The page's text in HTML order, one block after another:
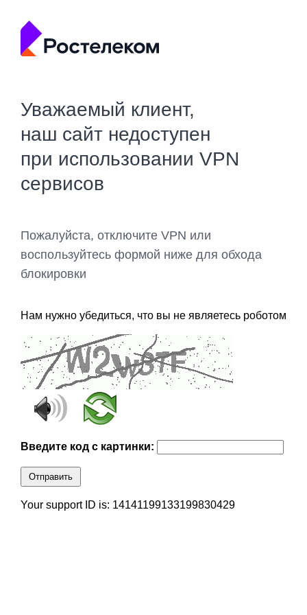
Уважаемый клиент,
наш сайт недоступен
при использовании VPN
сервисов
Пожалуйста, отключите VPN или
воспользуйтесь формой ниже для обхода
блокировки
Нам нужно убедиться, что вы не являетесь роботом
Введите код с картинки:
Отправить
Your support ID is: 14141199133199830429